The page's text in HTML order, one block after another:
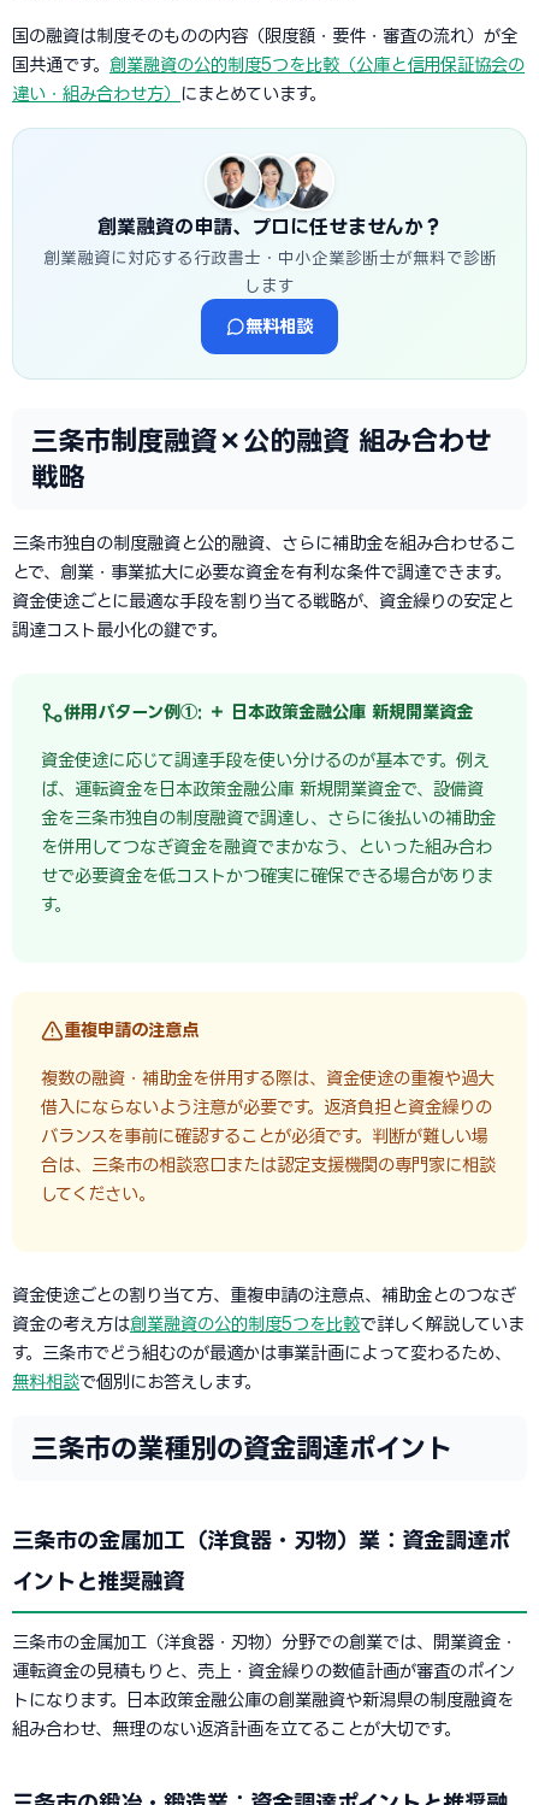
国の融資は制度そのものの内容（限度額・要件・審査の流れ）が全
国共通です。 創業融資の公的制度5つを比較（公庫と信用保証協会の
違い・組み合わせ方） にまとめています。
創業融資の申請、プロに任せませんか？
創業融資に対応する行政書士・中小企業診断士が無料で診断
します
無料相談
三条市制度融資×公的融資 組み合わせ
戦略
三条市独自の制度融資と公的融資、さらに補助金を組み合わせるこ
とで、創業・事業拡大に必要な資金を有利な条件で調達できます。
資金使途ごとに最適な手段を割り当てる戦略が、資金繰りの安定と
調達コスト最小化の鍵です。
併用パターン例①: ＋ 日本政策金融公庫 新規開業資金
資金使途に応じて調達手段を使い分けるのが基本です。例え
ば、運転資金を日本政策金融公庫 新規開業資金で、設備資
金を三条市独自の制度融資で調達し、さらに後払いの補助金
を併用してつなぎ資金を融資でまかなう、といった組み合わ
せで必要資金を低コストかつ確実に確保できる場合がありま
す。
重複申請の注意点
複数の融資・補助金を併用する際は、資金使途の重複や過大
借入にならないよう注意が必要です。返済負担と資金繰りの
バランスを事前に確認することが必須です。判断が難しい場
合は、三条市の相談窓口または認定支援機関の専門家に相談
してください。
資金使途ごとの割り当て方、重複申請の注意点、補助金とのつなぎ
資金の考え方は創業融資の公的制度5つを比較で詳しく解説していま
す。三条市でどう組むのが最適かは事業計画によって変わるため、
無料相談で個別にお答えします。
三条市の業種別の資金調達ポイント
三条市の金属加工（洋食器・刃物）業：資金調達ポ
イントと推奨融資
三条市の金属加工（洋食器・刃物）分野での創業では、開業資金・
運転資金の見積もりと、売上・資金繰りの数値計画が審査のポイン
トになります。日本政策金融公庫の創業融資や新潟県の制度融資を
組み合わせ、無理のない返済計画を立てることが大切です。